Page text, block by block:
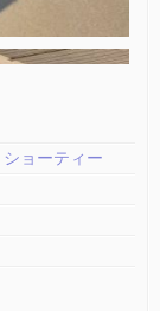
ョーティー